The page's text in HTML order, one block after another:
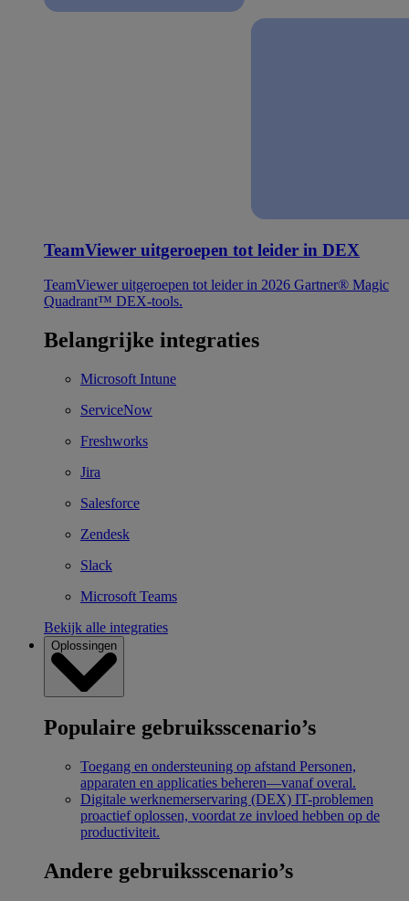
TeamViewer uitgeroepen tot leider in DEX
TeamViewer uitgeroepen tot leider in 2026 Gartner® Magic
Quadrant™ DEX-tools.
Belangrijke integraties
Microsoft Intune
ServiceNow
Freshworks
Jira
Salesforce
Zendesk
Slack
Microsoft Teams
Bekijk alle integraties
Oplossingen
Populaire gebruiksscenario’s
Toegang en ondersteuning op afstand Personen,
apparaten en applicaties beheren—vanaf overal.
Digitale werknemerservaring (DEX) IT-problemen
proactief oplossen, voordat ze invloed hebben op de
productiviteit.
Andere gebruiksscenario’s